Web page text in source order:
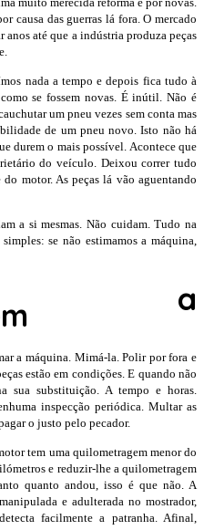
causa das guerras lá fora. O mercado
anos até que a indústria produza peças
nada a tempo e depois fica tudo à
se fossem novas. É inútil. Não é
um pneu vezes sem conta mas
de um pneu novo. Isto não há
durem o mais possível. Acontece que
do veículo. Deixou correr tudo
do motor. As peças lá vão aguentando
a si mesmas. Não cuidam. Tudo na
se não estimamos a máquina,
a
a máquina. Mimá-la. Polir por fora e
estão em condições. E quando não
sua substituição. A tempo e horas.
inspecção periódica. Multar as
o justo pelo pecador.
tem uma quilometragem menor do
e reduzir-lhe a quilometragem
quanto andou, isso é que não. A
e adulterada no mostrador,
facilmente a patranha. Afinal,